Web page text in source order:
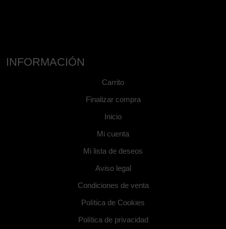
INFORMACIÓN
Carrito
Finalizar compra
Inicio
Mi cuenta
Mi lista de deseos
Aviso legal
Condiciones de venta
Política de Cookies
Política de privacidad